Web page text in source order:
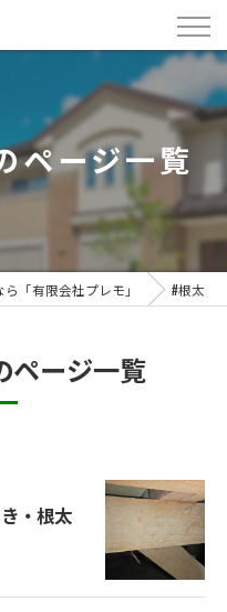
ページ一覧
「有限会社プレモ」 #根太
ページ一覧
・根太